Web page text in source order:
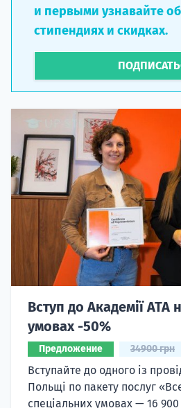
и первыми узнавайте
стипендиях и скидках.
Вступ до Академії ATA
умовах -50%
Предложение 34900 грн
Вступайте до одного із
Польщі по пакету послуг
спеціальних умовах — 16 900